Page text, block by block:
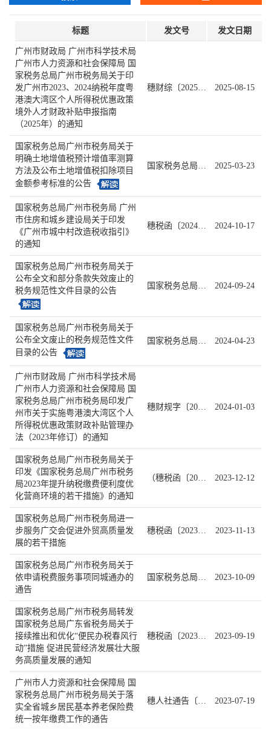
标题 发文号 发文日期
广州市财政局 广州市科学技术局
广州市人力资源和社会保障局 国
家税务总局广州市税务局关于印
发广州市2023、2024纳税年度粤
港澳大湾区个人所得税优惠政策
境外人才财政补贴申报指南
（2025年）的通知
穗财综〔2025〕20号 2025-08-15
国家税务总局广州市税务局关于
明确土地增值税预计增值率测算
方法及公布土地增值税扣除项目
金额参考标准的公告
国家税务总局广州市税务局公告2025年第1号 2025-03-23
国家税务总局广州市税务局 广州
市住房和城乡建设局关于印发
《广州市城中村改造税收指引》
的通知
穗税函〔2024〕117号 2024-10-17
国家税务总局广州市税务局关于
公布全文和部分条款失效废止的
税务规范性文件目录的公告
国家税务总局广州市税务局公告2024年第2号 2024-09-24
国家税务总局广州市税务局关于
公布全文废止的税务规范性文件
目录的公告
国家税务总局广州市税务局公告2024年第1号 2024-04-23
广州市财政局 广州市科学技术局
广州市人力资源和社会保障局 国
家税务总局广州市税务局印发广
州市关于实施粤港澳大湾区个人
所得税优惠政策财政补贴管理办
法（2023年修订）的通知
穗财规字〔2023〕4号 2024-01-03
国家税务总局广州市税务局关于
印发《国家税务总局广州市税务
局2023年提升纳税缴费便利度优
化营商环境的若干措施》的通知
（穗税函〔2023〕145号） 2023-12-12
国家税务总局广州市税务局进一
步服务广交会促进外贸高质量发
展的若干措施
穗税函〔2023〕131号 2023-11-13
国家税务总局广州市税务局关于
依申请税费服务事项同城通办的
通告
国家税务总局广州市税务局通告 2023年第4号 2023-10-09
国家税务总局广州市税务局转发
国家税务总局广东省税务局关于
接续推出和优化“便民办税春风行
动”措施 促进民营经济发展壮大服
务高质量发展的通知
穗税函〔2023〕120号 2023-09-19
广州市人力资源和社会保障局 国
家税务总局广州市税务局关于落
实全省城乡居民基本养老保险费
统一按年缴费工作的通告
穗人社通告〔2023〕1号 2023-07-19